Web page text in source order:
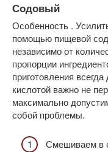
Содовый
Особенность .
помощью пищевой
независимо от
пропорции
приготовления
кислотой важно не
максимально
собой проблемы.
Смешиваем в